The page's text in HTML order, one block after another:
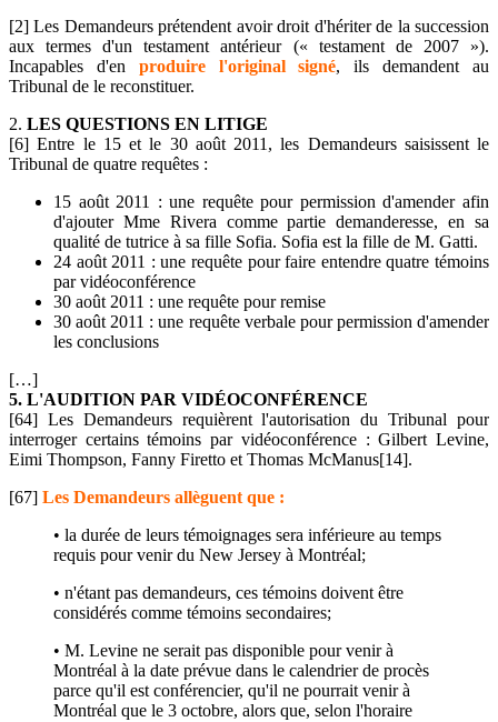
[2] Les Demandeurs prétendent avoir droit d'hériter de la succession
aux termes d'un testament antérieur (« testament de 2007 »).
Incapables d'en produire l'original signé, ils demandent au
Tribunal de le reconstituer.
2. LES QUESTIONS EN LITIGE
[6] Entre le 15 et le 30 août 2011, les Demandeurs saisissent le
Tribunal de quatre requêtes :
15 août 2011 : une requête pour permission d'amender afin
d'ajouter Mme Rivera comme partie demanderesse, en sa
qualité de tutrice à sa fille Sofia. Sofia est la fille de M. Gatti.
24 août 2011 : une requête pour faire entendre quatre témoins
par vidéoconférence
30 août 2011 : une requête pour remise
30 août 2011 : une requête verbale pour permission d'amender
les conclusions
[…]
5. L'AUDITION PAR VIDÉOCONFÉRENCE
[64] Les Demandeurs requièrent l'autorisation du Tribunal pour
interroger certains témoins par vidéoconférence : Gilbert Levine,
Eimi Thompson, Fanny Firetto et Thomas McManus[14].
[67] Les Demandeurs allèguent que :
• la durée de leurs témoignages sera inférieure au temps
requis pour venir du New Jersey à Montréal;
• n'étant pas demandeurs, ces témoins doivent être
considérés comme témoins secondaires;
• M. Levine ne serait pas disponible pour venir à
Montréal à la date prévue dans le calendrier de procès
parce qu'il est conférencier, qu'il ne pourrait venir à
Montréal que le 3 octobre, alors que, selon l'horaire